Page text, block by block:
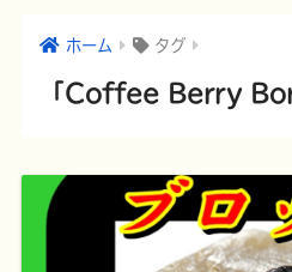
ホーム タグ
「Coffee Berry